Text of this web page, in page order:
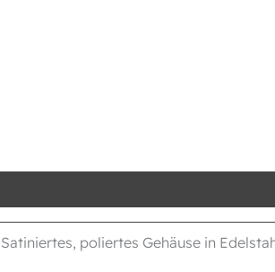
Satiniertes, poliertes Gehäuse in